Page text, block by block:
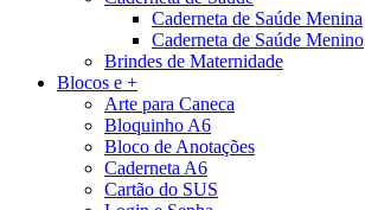
Caderneta de Saúde Menina
Caderneta de Saúde Menino
Brindes de Maternidade
Blocos e +
Arte para Caneca
Bloquinho A6
Bloco de Anotações
Caderneta A6
Cartão do SUS